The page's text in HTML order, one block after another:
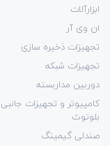
ابزارآلات
ان وی آر
تجهیزات ذخیره سازی
تجهیزات شبکه
دوربین مداربسته
کامپیوتر و تجهیزات جانبی
بلوتوث
صندلی گیمینگ